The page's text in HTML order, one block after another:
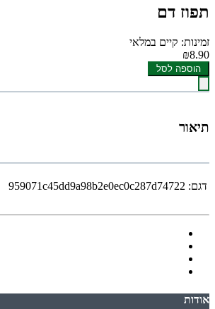
תפוז דם
זמינות: קיים במלאי
₪8.90
הוספה לסל
תיאור
דגם: 959071c45dd9a98b2e0ec0c287d74722
אודות